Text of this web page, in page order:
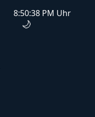
8:50:38 PM Uhr
🌙